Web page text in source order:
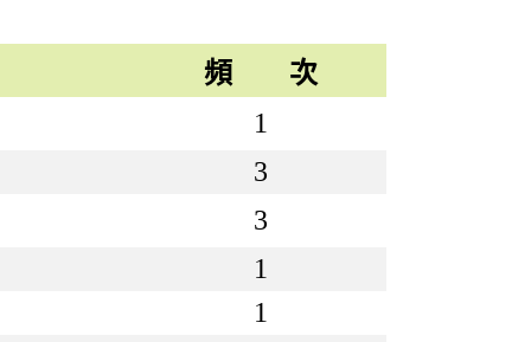
頻 次
1
3
3
1
1